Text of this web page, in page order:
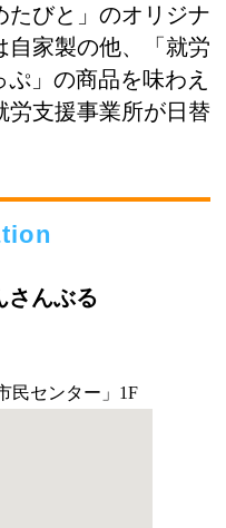
たびと」のオリジナ
自家製の他、「就労
」の商品を味わえ
労支援事業所が日替
さんぶる